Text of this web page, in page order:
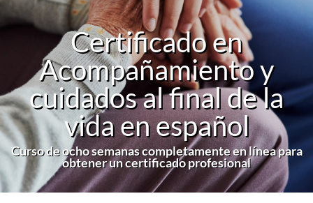
Certificado en
Acompañamiento y
cuidados al final de la
vida en español
Curso de ocho semanas completamente en línea para
obtener un certificado profesional